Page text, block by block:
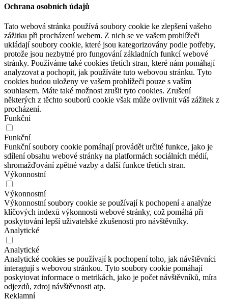
Ochrana osobních údajů
Tato webová stránka používá soubory cookie ke zlepšení vašeho
zážitku při procházení webem. Z nich se ve vašem prohlížeči
ukládají soubory cookie, které jsou kategorizovány podle potřeby,
protože jsou nezbytné pro fungování základních funkcí webové
stránky. Používáme také cookies třetích stran, které nám pomáhají
analyzovat a pochopit, jak používáte tuto webovou stránku. Tyto
cookies budou uloženy ve vašem prohlížeči pouze s vaším
souhlasem. Máte také možnost zrušit tyto cookies. Zrušení
některých z těchto souborů cookie však může ovlivnit váš zážitek z
procházení.
Funkční
Funkční
Funkční soubory cookie pomáhají provádět určité funkce, jako je
sdílení obsahu webové stránky na platformách sociálních médií,
shromažďování zpětné vazby a další funkce třetích stran.
Výkonnostní
Výkonnostní
Výkonnostní soubory cookie se používají k pochopení a analýze
klíčových indexů výkonnosti webové stránky, což pomáhá při
poskytování lepší uživatelské zkušenosti pro návštěvníky.
Analytické
Analytické
Analytické cookies se používají k pochopení toho, jak návštěvníci
interagují s webovou stránkou. Tyto soubory cookie pomáhají
poskytovat informace o metrikách, jako je počet návštěvníků, míra
odjezdů, zdroj návštěvnosti atp.
Reklamní